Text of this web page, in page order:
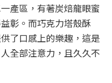
產區，有著炭焙龍眼蜜
彰。而巧克力塔殼酥
了口感上的樂趣，這是
全部注意力，且久久不